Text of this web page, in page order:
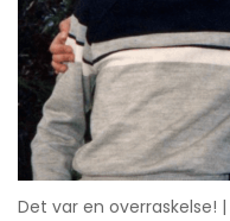
Det var en overraskelse! |